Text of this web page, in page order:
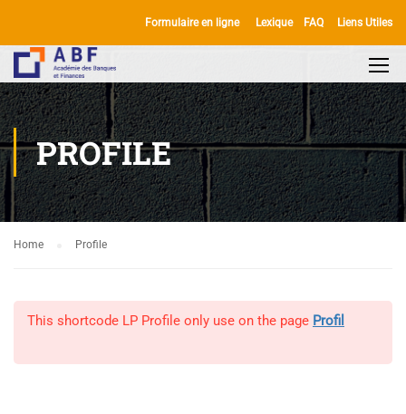
Formulaire en ligne Lexique FAQ Liens Utiles
PROFILE
Home Profile
This shortcode LP Profile only use on the page Profil